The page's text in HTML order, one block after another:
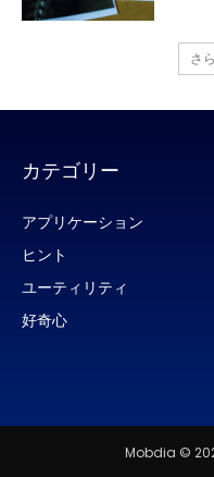
さ
カテゴリー
アプリケーション
ヒント
ユーティリティ
好奇心
Mobdia ©